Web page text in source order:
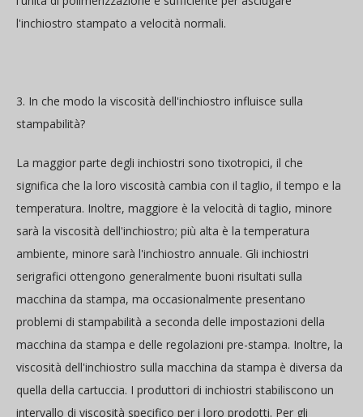
l'inchiostro stampato a velocità normali.
3. In che modo la viscosità dell'inchiostro influisce sulla
stampabilità?
La maggior parte degli inchiostri sono tixotropici, il che
significa che la loro viscosità cambia con il taglio, il tempo e la
temperatura. Inoltre, maggiore è la velocità di taglio, minore
sarà la viscosità dell'inchiostro; più alta è la temperatura
ambiente, minore sarà l'inchiostro annuale. Gli inchiostri
serigrafici ottengono generalmente buoni risultati sulla
macchina da stampa, ma occasionalmente presentano
problemi di stampabilità a seconda delle impostazioni della
macchina da stampa e delle regolazioni pre-stampa. Inoltre, la
viscosità dell'inchiostro sulla macchina da stampa è diversa da
quella della cartuccia. I produttori di inchiostri stabiliscono un
intervallo di viscosità specifico per i loro prodotti. Per gli